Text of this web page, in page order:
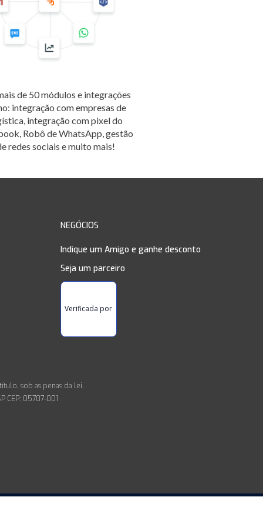
de 50 módulos e integrações
integração com empresas de
integração com pixel do
Robô de WhatsApp, gestão
redes sociais e muito mais!
NEGÓCIOS
Indique um Amigo e ganhe desconto
Seja um parceiro
Verificada por
sob as penas da lei.
CEP: 05707-001